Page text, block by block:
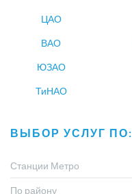
ЦАО
ВАО
ЮЗАО
ТиНАО
ВЫБОР УСЛУГ ПО:
Станции Метро
По району